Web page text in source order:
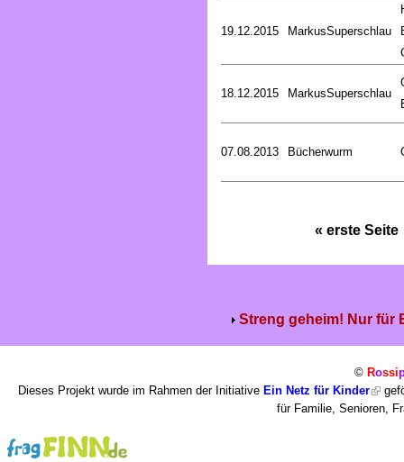
19.12.2015 MarkusSuperschlau
18.12.2015 MarkusSuperschlau
07.08.2013 Bücherwurm
« erste Seite
Streng geheim! Nur für
© Rossi
Dieses Projekt wurde im Rahmen der Initiative Ein Netz für Kinder
für Familie, Senioren,